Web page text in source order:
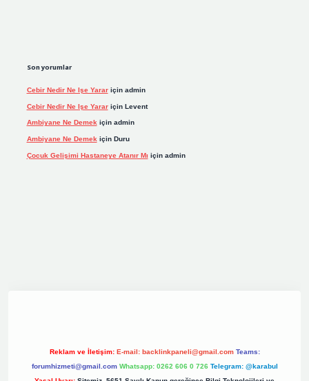
Son yorumlar
Cebir Nedir Ne Işe Yarariçin admin
Cebir Nedir Ne Işe Yarariçin Levent
Ambiyane Ne Demekiçin admin
Ambiyane Ne Demek için Duru
Çocuk Gelişimi Hastaneye Atanır Mı için admin
Reklam ve İletişim: E-mail: backlinkpaneli@gmail.com Teams:
forumhizmeti@gmail.com Whatsapp: 0262 606 0 726 Telegram: @karabul